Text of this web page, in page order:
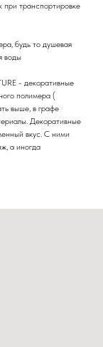
транспортировке
будь то душевая
воды
- декоративные
полимера (
выше, в графе
Декоративные
вкус. С ними
а иногда